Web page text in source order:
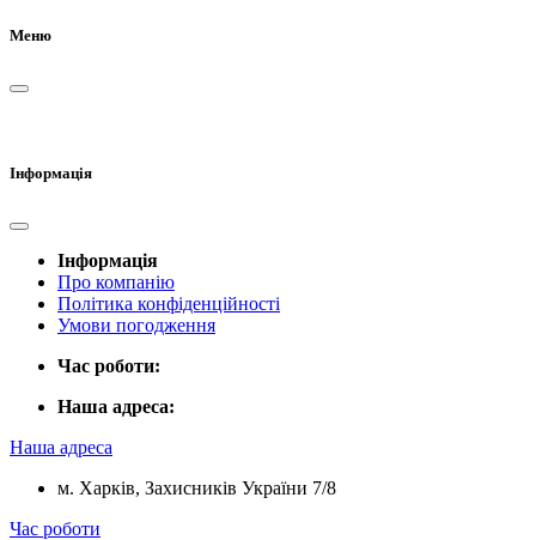
Меню
Інформація
Інформація
Про компанію
Політика конфіденційності
Умови погодження
Час роботи:
Наша адреса:
Наша адреса
м. Харків, Захисників України 7/8
Час роботи